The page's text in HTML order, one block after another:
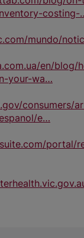
costing-
mundo/
en/blog/
your-wa…
consumers/
e…
portal/